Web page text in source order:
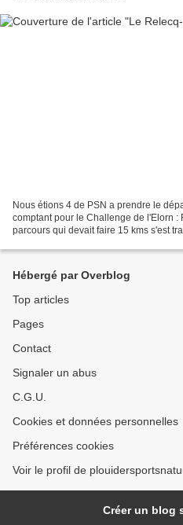
Nous étions 4 de PSN a prendre le
comptant pour le Challenge de l'Elorn :
parcours qui devait faire 15 kms s'est
Hébergé par Overblog
Top articles
Pages
Contact
Signaler un abus
C.G.U.
Cookies et données personnelles
Préférences cookies
Voir le profil de
Créer un blog